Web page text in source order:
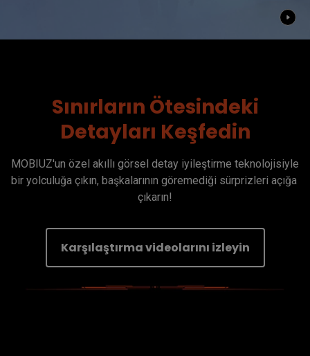
Sınırların Ötesindeki
Detayları Keşfedin
MOBIUZ'un özel akıllı görsel detay iyileştirme teknolojisiyle
bir yolculuğa çıkın, başkalarının göremediği sürprizleri açığa
çıkarın!
Karşılaştırma videolarını izleyin